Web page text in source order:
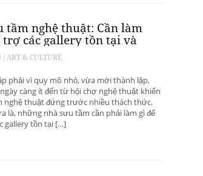
tầm nghệ thuật: Cần làm
trợ các gallery tồn tại và
– Phần 1
ART & CULTURE
phải vì quy mô nhỏ, vừa mới thành lập,
càng ít đến từ hội chợ nghệ thuật khiến
nghệ thuật đứng trước nhiều thách thức.
là, những nhà sưu tầm cần phải làm gì để
gallery tồn tại […]